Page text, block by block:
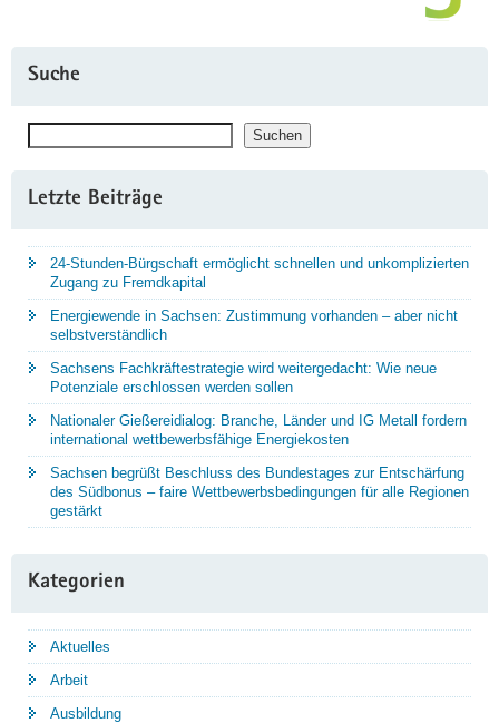
Suche
Suchen Suchen
Letzte Beiträge
24-Stunden-Bürgschaft ermöglicht schnellen und unkomplizierten
Zugang zu Fremdkapital
Energiewende in Sachsen: Zustimmung vorhanden – aber nicht
selbstverständlich
Sachsens Fachkräftestrategie wird weitergedacht: Wie neue
Potenziale erschlossen werden sollen
Nationaler Gießereidialog: Branche, Länder und IG Metall fordern
international wettbewerbsfähige Energiekosten
Sachsen begrüßt Beschluss des Bundestages zur Entschärfung
des Südbonus – faire Wettbewerbsbedingungen für alle Regionen
gestärkt
Kategorien
Aktuelles
Arbeit
Ausbildung